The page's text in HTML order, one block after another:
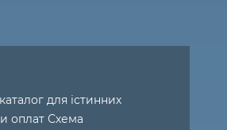
для істинних
оплат Схема